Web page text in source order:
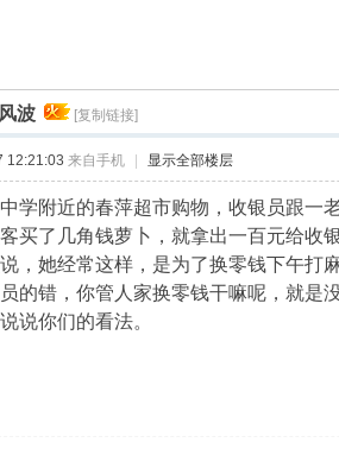
波 [复制链接]
12:21:03 来自手机 显示全部楼层
学附近的春萍超市购物，收银员跟一
买了几角钱萝卜，就拿出一百元给收
，她经常这样，是为了换零钱下午打麻
的错，你管人家换零钱干嘛呢，就是
说你们的看法。